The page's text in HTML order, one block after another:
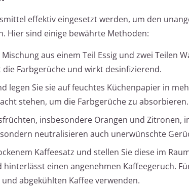
effektiv eingesetzt werden, um den
Hier sind einige bewährte Methoden:
aus einem Teil Essig und zwei Teilen
Farbgerüche und wirkt desinfizierend.
legen Sie sie auf feuchtes Küchenpapier in
stehen, um die Farbgerüche zu absorbieren.
insbesondere Orangen und Zitronen,
neutralisieren auch unerwünschte
Kaffeesatz und stellen Sie diese im
einen angenehmen Kaffeegeruch.
abgekühlten Kaffee verwenden.